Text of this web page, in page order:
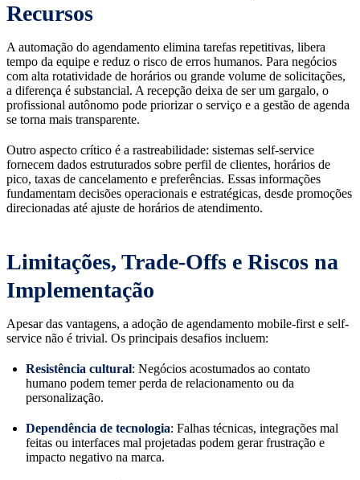
Recursos
A automação do agendamento elimina tarefas repetitivas, libera
tempo da equipe e reduz o risco de erros humanos. Para negócios
com alta rotatividade de horários ou grande volume de solicitações,
a diferença é substancial. A recepção deixa de ser um gargalo, o
profissional autônomo pode priorizar o serviço e a gestão de agenda
se torna mais transparente.
Outro aspecto crítico é a rastreabilidade: sistemas self-service
fornecem dados estruturados sobre perfil de clientes, horários de
pico, taxas de cancelamento e preferências. Essas informações
fundamentam decisões operacionais e estratégicas, desde promoções
direcionadas até ajuste de horários de atendimento.
Limitações, Trade-Offs e Riscos na
Implementação
Apesar das vantagens, a adoção de agendamento mobile-first e self-
service não é trivial. Os principais desafios incluem:
Resistência cultural: Negócios acostumados ao contato
humano podem temer perda de relacionamento ou da
personalização.
Dependência de tecnologia: Falhas técnicas, integrações mal
feitas ou interfaces mal projetadas podem gerar frustração e
impacto negativo na marca.